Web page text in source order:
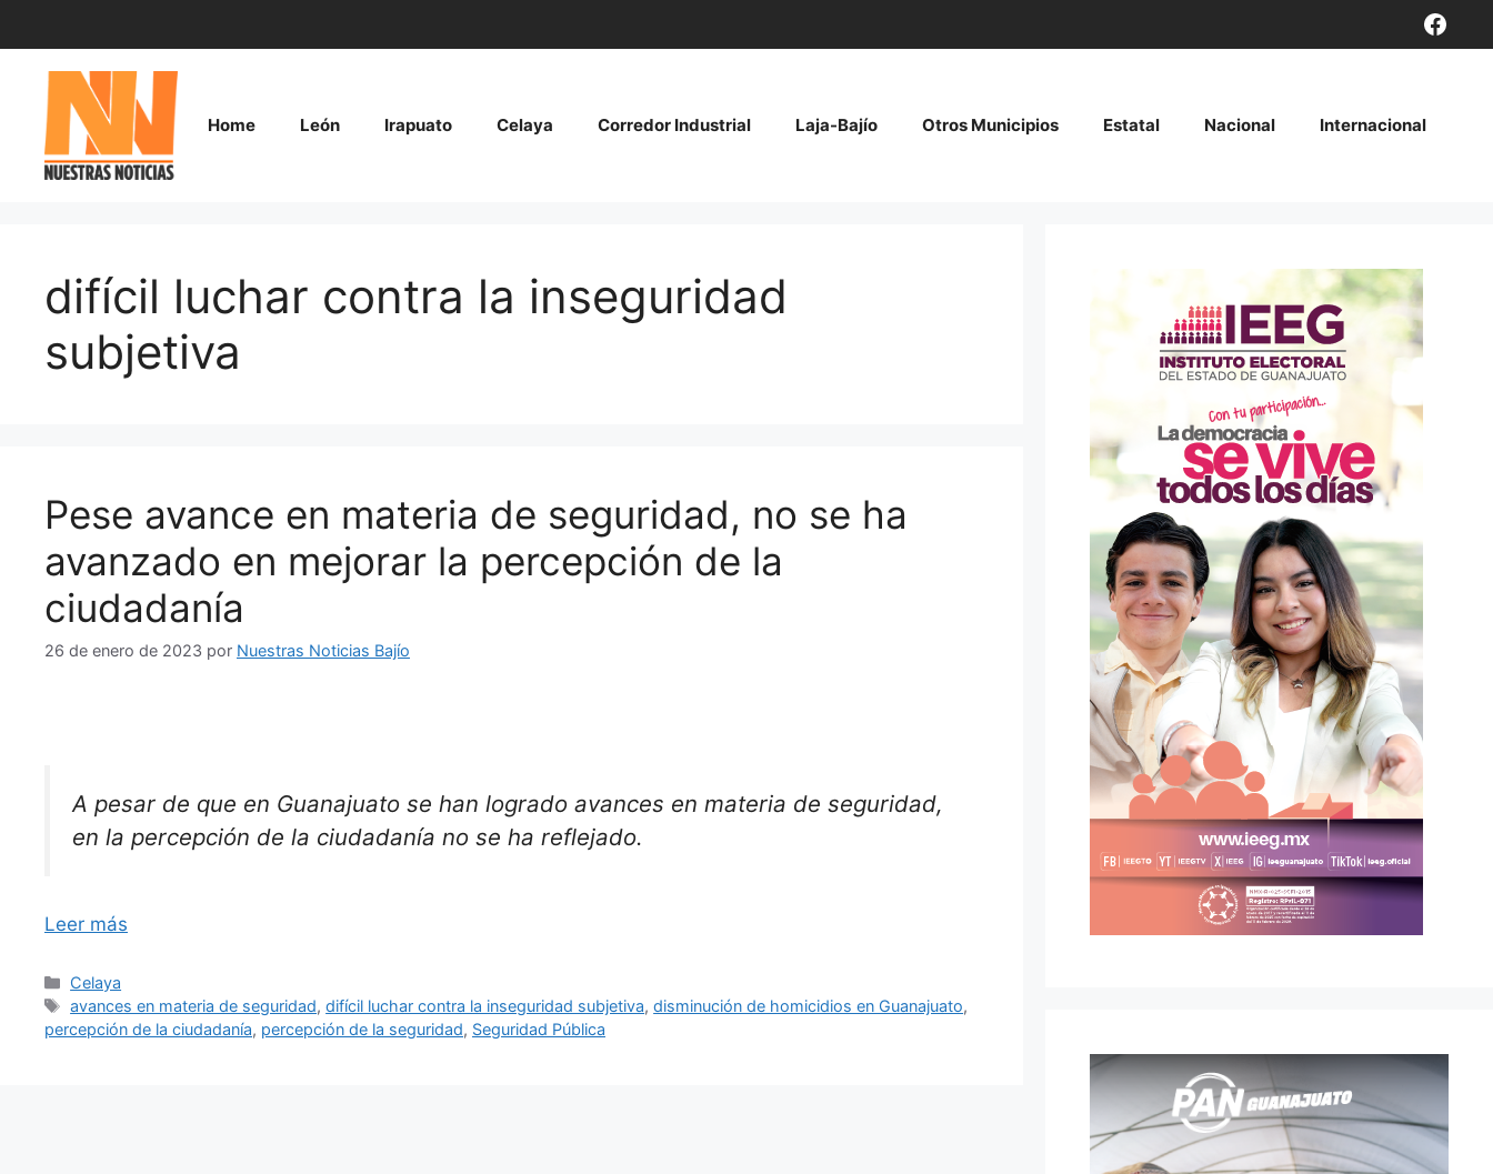
contenido
Home León Irapuato Celaya Corredor Industrial Laja-Bajío Otros Municipios Estatal Nacional Internacional
difícil luchar contra la inseguridad
subjetiva
Pese avance en materia de seguridad, no se ha
avanzado en mejorar la percepción de la
ciudadanía
26 de enero de 2023 por Nuestras Noticias Bajío
A pesar de que en Guanajuato se han logrado avances en materia de seguridad,
en la percepción de la ciudadanía no se ha reflejado.
Leer más
Categorías
Celaya
Etiquetas
avances en materia de seguridad,difícil luchar contra la inseguridad subjetiva,disminución de homicidios en Guanajuato,
percepción de la ciudadanía, percepción de la seguridad, Seguridad Pública